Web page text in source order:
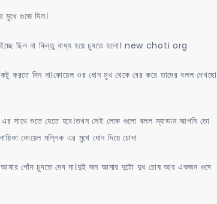
মুখে গুজে দিল।
ছিল না কিন্তু বাধ্য হয়ে চুষতে হলো। new choti org
দিন না।কোয়েল ওর ধোন মুখ থেকে বের করে তাদের বলল দেখছো
শুতে যেতে হবে।তখন সেই লোক গুলো বলল ম্যাডাম আপনি তো
কোয়েল মল্লিক এর মুখে ধোন দিয়ে চোদা
পোঁদ চুদতে দেব না।দুই জন আমার দুটো দুধ চোষ আর একজন গুদে